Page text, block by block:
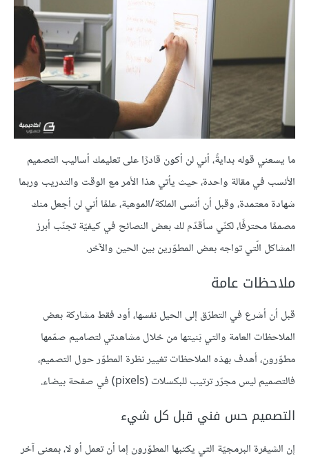
ما يسعني قوله بدايةً، أني لن أكون قادرًا على تعليمك أساليب التصميم
الأنسب في مقالة واحدة، حيث يأتي هذا الأمر مع الوقت والتدريب وربما
شهادة معتمدة، وقبل أن أنسى الملكة/الموهبة، علمًا أني لن أجعل منك
مصممًا محترفًا، لكنّي سأقدّم لك بعض النصائح في كيفيّة تجنّب أبرز
المشاكل الّتي تواجه بعض المطوّرين بين الحين والآخر.
ملاحظات عامة
قبل أن أشرع في التطرّق إلى الحيل نفسها، أود فقط مشاركة بعض
الملاحظات العامة والتي بَنيتها من خلال مشاهدتي لتصاميم صمّمها
مطوّرون، أهدف بهذه الملاحظات تغيير نظرة المطوّر حول التصميم،
فالتصميم ليس مجرّر ترتيب للبكسلات (pixels) في صفحة بيضاء.
التصميم حس فني قبل كل شيء
إن الشيفرة البرمجيّة التي يكتبها المطوّرون إما أن تعمل أو لا، بمعنى آخر